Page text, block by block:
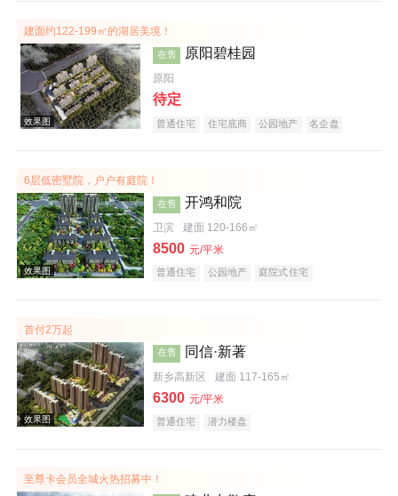
效果图
效果图
建面约122-199㎡的湖居美境！
在售 原阳碧桂园
原阳
待定
普通住宅 住宅底商 公园地产 名企盘
6层低密墅院，户户有庭院！
在售 开鸿和院
卫滨 建面 120-166㎡
8500 元/平米
普通住宅 公园地产 庭院式住宅
首付2万起
在售 同信·新著
新乡高新区 建面 117-165㎡
6300 元/平米
普通住宅 潜力楼盘
至尊卡会员全城火热招募中！